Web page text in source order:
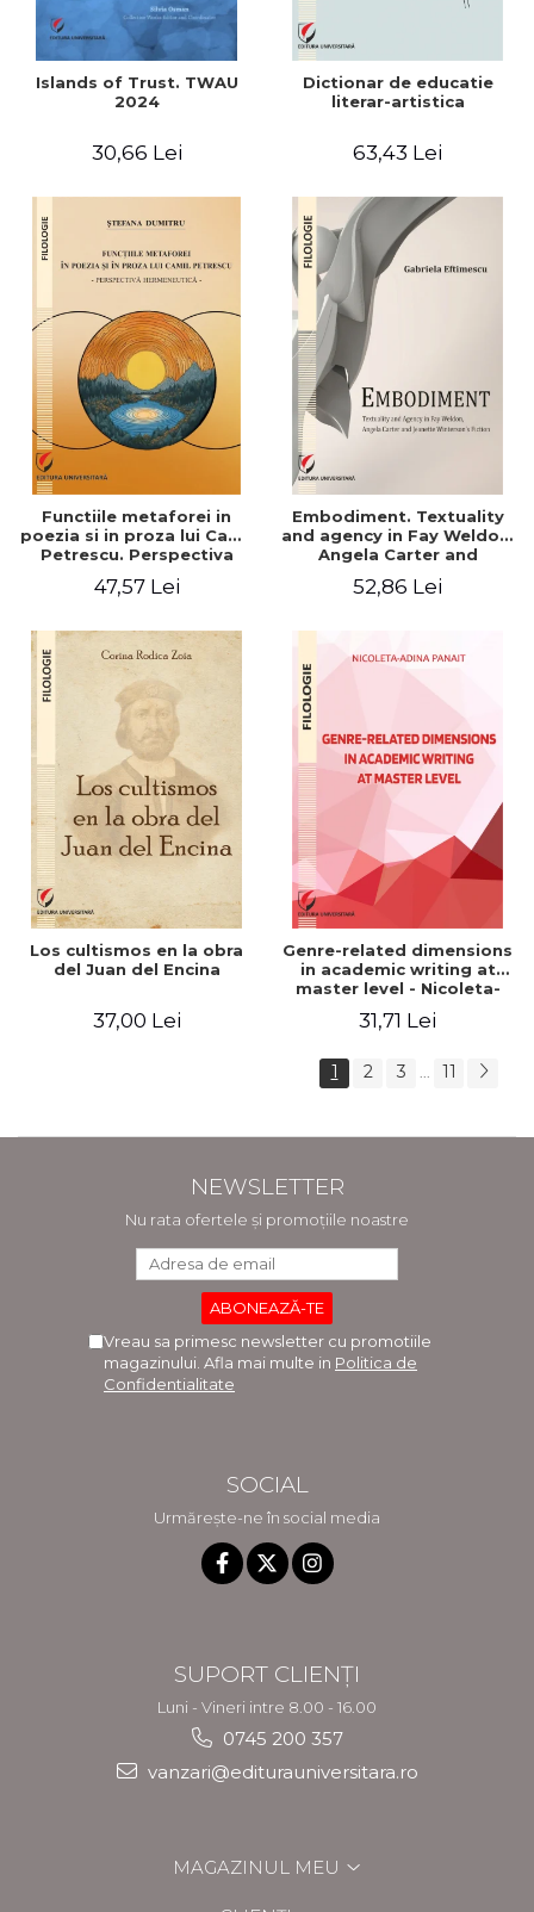
Islands of Trust. TWAU
2024
30,66 Lei
Dictionar de educatie
literar-artistica
63,43 Lei
Functiile metaforei in
poezia si in proza lui Camil
Petrescu. Perspectiva
47,57 Lei
Embodiment. Textuality
and agency in Fay Weldon,
Angela Carter and
fiction
52,86 Lei
Los cultismos en la obra
del Juan del Encina
37,00 Lei
Genre-related dimensions
in academic writing at
master level - Nicoleta-
31,71 Lei
1 2 3 ... 11
NEWSLETTER
Nu rata ofertele și promoțiile noastre
Vreau sa primesc newsletter cu promotiile
magazinului. Afla mai multe in Politica de
Confidentialitate
SOCIAL
Urmărește-ne în social media
SUPORT CLIENȚI
Luni - Vineri intre 8.00 - 16.00
0745 200 357
vanzari@editurauniversitara.ro
MAGAZINUL MEU